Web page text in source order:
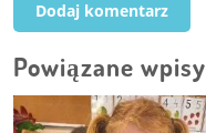
Powiązane wpisy